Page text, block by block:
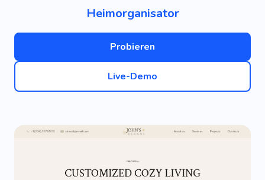
Heimorganisator
Probieren
Live-Demo